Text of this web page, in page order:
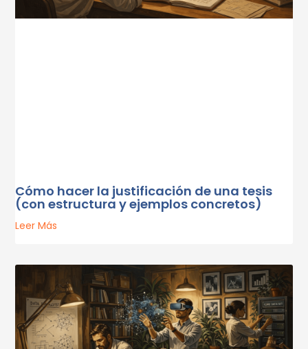
Cómo hacer la justificación de una tesis
(con estructura y ejemplos concretos)
Leer Más